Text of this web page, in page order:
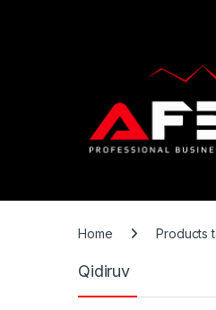
Home Products
Qidiruv